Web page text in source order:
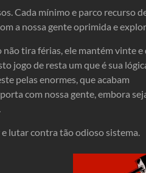
Cada mínimo e parco recurso
a nossa gente oprimida e
tira férias, ele mantém vinte
jogo de resta um que é sua
pelas enormes, que acabam
com nossa gente, embora
lutar contra tão odioso sistema.